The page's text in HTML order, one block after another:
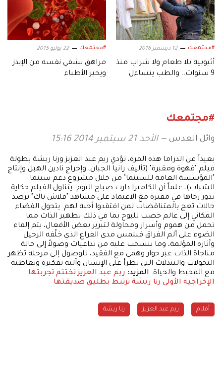
#مجتمعك 12 ديسمبر 2016
أثيوبية بلا طعام ولا شراب منذ
9 سنوات.. والطب يتساءل
#مجتمعك 22 يوليو 2015
مراهق يشفي نفسه من الإيدز
ويحير الأطباء
#مجتمعك
وائل العدس الأحد 21 سبتمبر 2014 15:16
بعيداً عن الدراما هذه المرة، تؤدي ريم عبد العزيز ورنا ريشة بطولة
فيلم "قهوة ومقبرة" (تأليف رانيا الجبان، وإخراج نادين الهبل وإنتاج
"المؤسسة العامة للسينما" من خلال مشروع دعم سينما
الشباب)، علماً أن الكاميرا دارت صباح اليوم. يتناول الفيلم حكاية
تدور رحاها في مقبرة مع الاعتماد على مشاهد "فلاش باك" ترصد
حالات تعج بالمتناقضات لمن افتقدوا أحبة لهم. يتحول الفضاء
المكاني إلى عالم خصب للبوح بما في ذلك تطهير الذات مما
تحمل من هموم وأسرار ومحاولة لتبرير بعض الأفعال، يتم إلقاء
الضوء على ألم الفراق فنلمس مدى الفراغ الذي خلّفه الرحيل
وآثاره المؤلمة، وما ينسحب عليه من تداعيات وصولاً إلى حالة
مناجاة الذات عبر حوار وهمي مع الفقيد، للوصول إلى مرحلة تظهر
التحولات والتبدلات التي تطرأ على الإنسان وآلية تفكيره وتعاطيه
مع المحيط والحياة. المزيد: ريم عبد العزيز تختتم تجربتها
الإخراجية الأولى رنا ريشة ترتبط بطليق صديقتها
أفلام ريم عبد العزيز رنا ريشة